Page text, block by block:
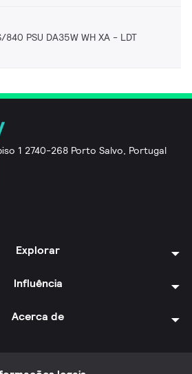
PSU DA35W WH XA LDT
1 2740-268 Porto Salvo, Portugal
Explorar
Influência
Acerca de